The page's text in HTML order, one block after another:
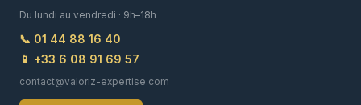
Du lundi au vendredi · 9h–18h
📞 01 44 88 16 40
📱 +33 6 08 91 69 57
contact@valoriz-expertise.com